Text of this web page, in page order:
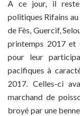
A ce jour, il reste
politiques Rifains
de Fès, Guercif,
printemps 2017 et
pour leur
pacifiques à
2017. Celles-ci
marchand de
broyé par une